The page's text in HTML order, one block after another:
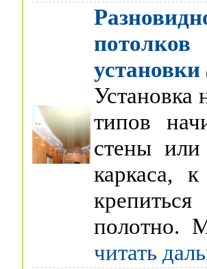
установки
Установка
типов
стены или
каркаса,
полотно.
читать